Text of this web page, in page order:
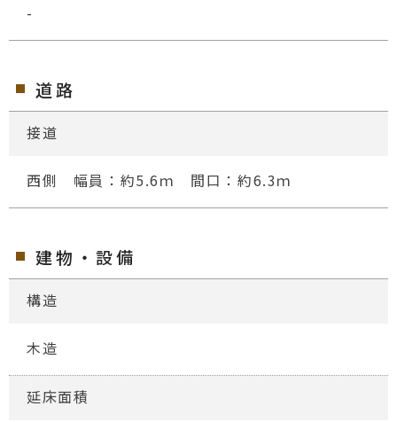
-
道路
接道
西側 幅員：約5.6ｍ 間口：約6.3ｍ
建物・設備
構造
木造
延床面積